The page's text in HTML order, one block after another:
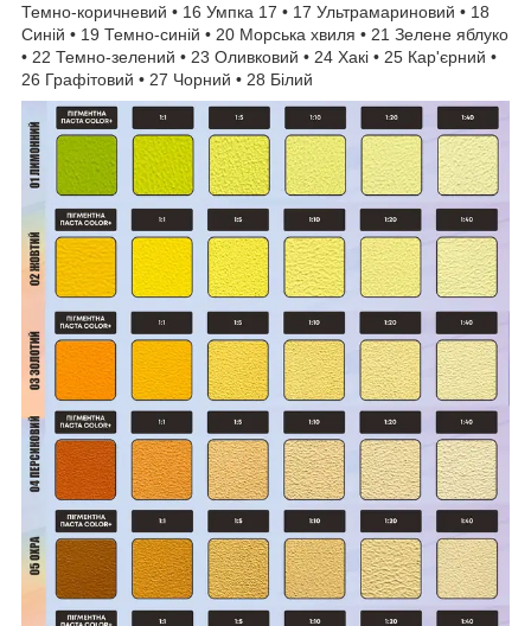
Темно-коричневий • 16 Умпка 17 • 17 Ультрамариновий • 18
Синій • 19 Темно-синій • 20 Морська хвиля • 21 Зелене яблуко
• 22 Темно-зелений • 23 Оливковий • 24 Хакі • 25 Кар'єрний •
26 Графітовий • 27 Чорний • 28 Білий